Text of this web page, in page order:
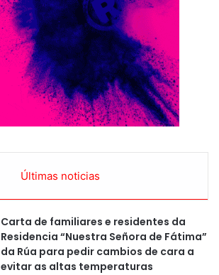
Últimas noticias
Carta de familiares e residentes da
Residencia “Nuestra Señora de Fátima”
da Rúa para pedir cambios de cara a
evitar as altas temperaturas